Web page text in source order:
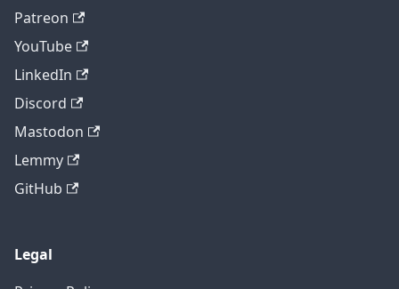
Patreon
YouTube
LinkedIn
Discord
Mastodon
Lemmy
GitHub
Legal